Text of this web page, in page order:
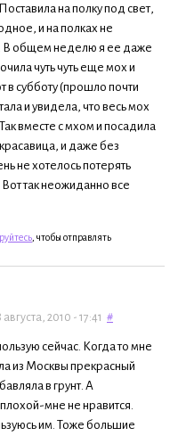
на полку под свет,
и на полках не
В общем неделю я ее даже
чуть чуть еще мох и
в субботу (прошло почти
и увидела, что весь мох
вместе с мхом и посадила
и даже без
не хотелось потерять
Вот так неожиданно все
, чтобы отправлять
августа, 2010 - 17:41 #
сейчас. Когда то мне
из Москвы прекрасный
в грунт. А
мне не нравится.
им. Тоже большие